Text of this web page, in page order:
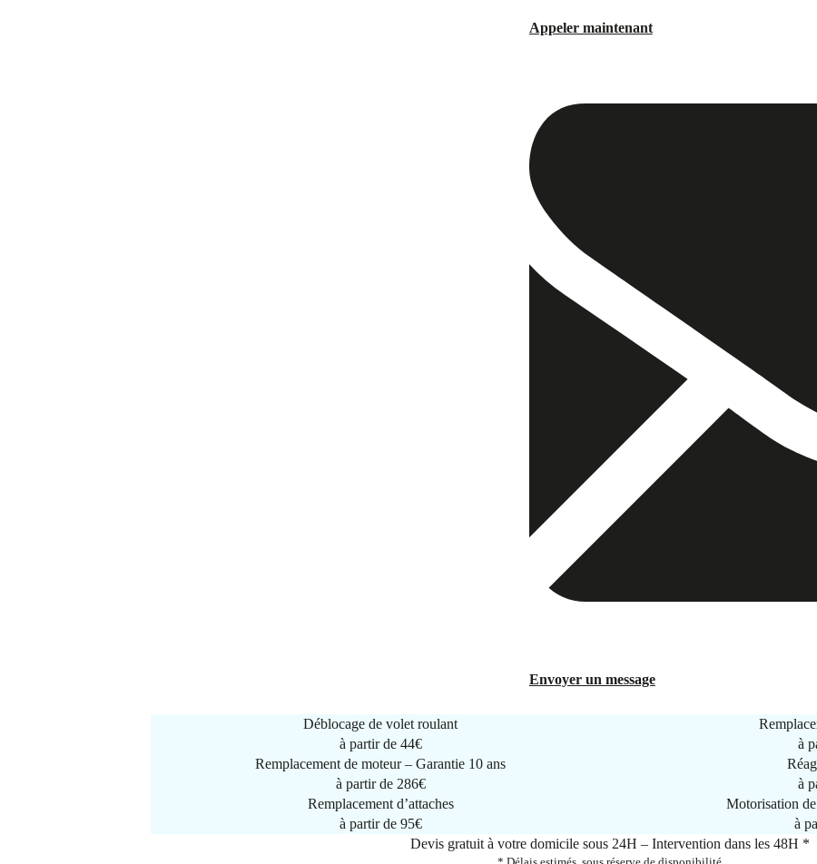
Appeler maintenant
Envoyer un message
Déblocage de volet roulant
à partir de 44€
à
Remplacement de moteur – Garantie 10 ans
à partir de 286€
à
Remplacement d’attaches
à partir de 95€
Motorisation
à
Devis gratuit à votre domicile sous 24H – Intervention dans les 48H *